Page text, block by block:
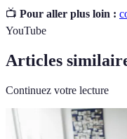
📺 Pour aller plus loin :
YouTube
Articles
Continuez votre lecture